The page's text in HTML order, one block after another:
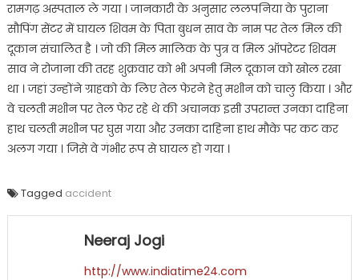
रामगढ़ अस्पताल ले गया । जानकारी के अनुसार ललपनिया के पुराना
सौपिंग सेंटर में घायल शिवम के पिता बुधन साव के नाम पर तेल मिल की
दूकान संचालित है । जो की मिल मालिक के पुत्र व मिल ऑपरेटर शिवम
साव ने रोजाना की तरह शुक्रवार को भी अपनी मिल दूकान को खोल रखा
था । जहां उन्होंने ग्राहको के लिए तेल फेरने हेतु मशीन को चालु किया । और
वे चलती मशीन पर तेल फेर रहे थे की अचानक इसी उपरान्त उनका दाहिना
हाथ चलती मशीन पर घुस गया और उनका दाहिना हाथ मौके पर कट कर
अलग गया । जिसे वे गंभीर रूप से घायल हो गया ।
Tagged accident
Neeraj Jogi
http://www.indiatime24.com